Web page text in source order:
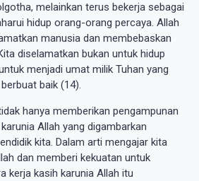
melainkan terus bekerja sebagai
hidup orang-orang percaya. Allah
manusia dan membebaskan
diselamatkan bukan untuk hidup
menjadi umat milik Tuhan yang
baik (14).
hanya memberikan pengampunan
Allah yang digambarkan
kita. Dalam arti mengajar kita
dan memberi kekuatan untuk
kerja kasih karunia Allah itu